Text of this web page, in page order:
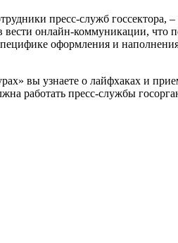
пресс-служб госсектора,
онлайн-коммуникации, что
оформления и наполнения
вы узнаете о лайфхаках и
работать пресс-службы